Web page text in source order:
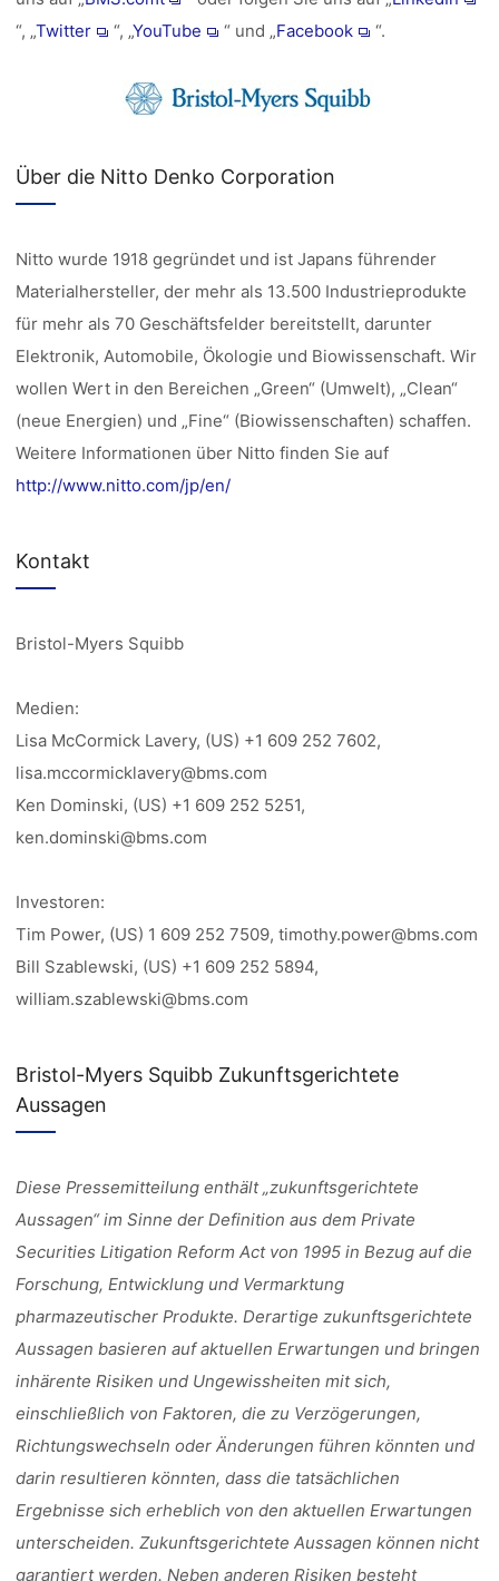
“, „Twitter “, „YouTube “ und „Facebook “.
Über die Nitto Denko Corporation
Nitto wurde 1918 gegründet und ist Japans führender
Materialhersteller, der mehr als 13.500 Industrieprodukte
für mehr als 70 Geschäftsfelder bereitstellt, darunter
Elektronik, Automobile, Ökologie und Biowissenschaft. Wir
wollen Wert in den Bereichen „Green“ (Umwelt), „Clean“
(neue Energien) und „Fine“ (Biowissenschaften) schaffen.
Weitere Informationen über Nitto finden Sie auf
http://www.nitto.com/jp/en/
Kontakt
Bristol-Myers Squibb
Medien:
Lisa McCormick Lavery, (US) +1 609 252 7602,
lisa.mccormicklavery@bms.com
Ken Dominski, (US) +1 609 252 5251,
ken.dominski@bms.com
Investoren:
Tim Power, (US) 1 609 252 7509, timothy.power@bms.com
Bill Szablewski, (US) +1 609 252 5894,
william.szablewski@bms.com
Bristol-Myers Squibb Zukunftsgerichtete
Aussagen
Diese Pressemitteilung enthält „zukunftsgerichtete
Aussagen“ im Sinne der Definition aus dem Private
Securities Litigation Reform Act von 1995 in Bezug auf die
Forschung, Entwicklung und Vermarktung
pharmazeutischer Produkte. Derartige zukunftsgerichtete
Aussagen basieren auf aktuellen Erwartungen und bringen
inhärente Risiken und Ungewissheiten mit sich,
einschließlich von Faktoren, die zu Verzögerungen,
Richtungswechseln oder Änderungen führen könnten und
darin resultieren könnten, dass die tatsächlichen
Ergebnisse sich erheblich von den aktuellen Erwartungen
unterscheiden. Zukunftsgerichtete Aussagen können nicht
garantiert werden. Neben anderen Risiken besteht